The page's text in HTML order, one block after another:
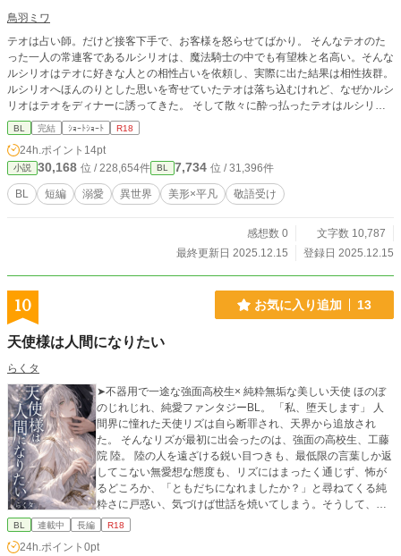
鳥羽ミワ
テオは占い師。だけど接客下手で、お客様を怒らせてばかり。 そんなテオのた
った一人の常連客であるルシリオは、魔法騎士の中でも有望株と名高い。そんな
ルシリオはテオに好きな人との相性占いを依頼し、実際に出た結果は相性抜群。
ルシリオへほんのりとした思いを寄せていたテオは落ち込むけれど、なぜかルシ
リオはテオをディナーに誘ってきた。 そして散々に酔っ払ったテオはルシリオ
の自宅に保護されて、「かわいい」の言葉責めに遭ってしまう。 「だって、ル
シリオ様には、好きな人がいるんでしょう？ だったら、その人に言った方が、
いいんじゃないかなぁって……」 「やっぱり、かわいい。もうここまでされ
て、分からないというのは酷だよ」 いくら鈍感なテオでも、ばっちり分かって
しまった。二人は両思いなのだ！ 深夜、寝室に思いが通じ合った二人きり。何
も起こらないはずもなく……。 今ここに、カップル成立！ いちゃらぶな夜の
BL 完結 ｼｮｰﾄｼｮｰﾄ R18
24h.ポイント 14pt
小説 30,168 位 / 228,654件 BL 7,734 位 / 31,396件
BL 短編 溺愛 異世界 美形×平凡 敬語受け
感想数 0
文字数 10,787
最終更新日 2025.12.15
登録日 2025.12.15
10 お気に入り追加 13
天使様は人間になりたい
らくタ
➤不器用で一途な強面高校生× 純粋無垢な美しい天使 ほのぼ
のじれじれ、純愛ファンタジーBL。 「私、堕天します」 人
間界に憧れた天使リズは自ら断罪され、天界から追放され
た。 そんなリズが最初に出会ったのは、強面の高校生、工藤
院 陸。 陸の人を遠ざける鋭い目つきも、最低限の言葉しか返
してこない無愛想な態度も、リズにはまったく通じず、怖が
るどころか、「ともだちになれましたか？」と尋ねてくる純
粋さに戸惑い、気づけば世話を焼いてしまう。そうして、人
間界のあらゆるものに目を輝かせるリズに陸は少しずつ絆さ
BL 連載中 長編 R18
24h.ポイント 0pt